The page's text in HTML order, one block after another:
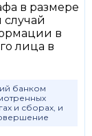
в размере
в
лица в
банком
и сборах, и